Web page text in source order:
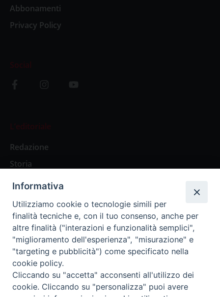
Abbonamenti
Privacy Policy
Social
L’editoriale
Redazione
Storia
Abbonamenti
Abbonamento Annuale Digitale
Abbonamento Annuale Cartaceo
Abbonamento Singola Copia Digitale
Informativa
Utilizziamo cookie o tecnologie simili per
finalità tecniche e, con il tuo consenso, anche per
altre finalità ("interazioni e funzionalità semplici",
"miglioramento dell'esperienza", "misurazione" e
"targeting e pubblicità") come specificato nella
cookie policy.
Cliccando su "accetta" acconsenti all'utilizzo dei
cookie. Cliccando su "personalizza" puoi avere